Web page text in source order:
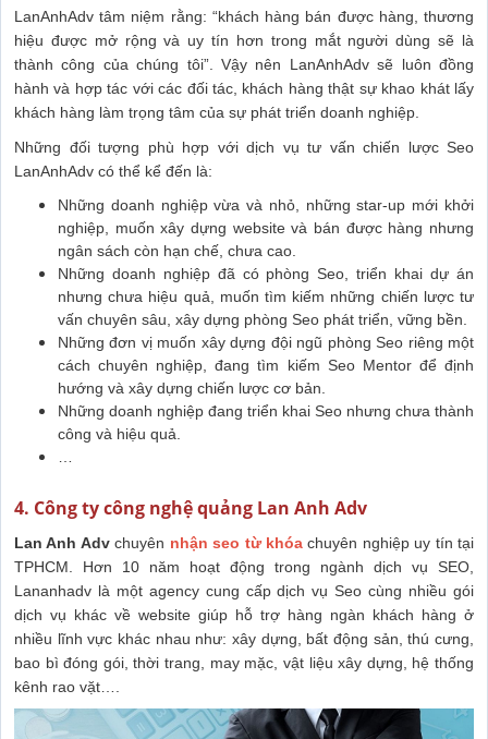
LanAnhAdv tâm niệm rằng: “khách hàng bán được hàng, thương
hiệu được mở rộng và uy tín hơn trong mắt người dùng sẽ là
thành công của chúng tôi”. Vậy nên LanAnhAdv sẽ luôn đồng
hành và hợp tác với các đối tác, khách hàng thật sự khao khát lấy
khách hàng làm trọng tâm của sự phát triển doanh nghiệp.
Những đối tượng phù hợp với dịch vụ tư vấn chiến lược Seo
LanAnhAdv có thể kể đến là:
Những doanh nghiệp vừa và nhỏ, những star-up mới khởi
nghiệp, muốn xây dựng website và bán được hàng nhưng
ngân sách còn hạn chế, chưa cao.
Những doanh nghiệp đã có phòng Seo, triển khai dự án
nhưng chưa hiệu quả, muốn tìm kiếm những chiến lược tư
vấn chuyên sâu, xây dựng phòng Seo phát triển, vững bền.
Những đơn vị muốn xây dựng đội ngũ phòng Seo riêng một
cách chuyên nghiệp, đang tìm kiếm Seo Mentor để định
hướng và xây dựng chiến lược cơ bản.
Những doanh nghiệp đang triển khai Seo nhưng chưa thành
công và hiệu quả.
…
4. Công ty công nghệ quảng Lan Anh Adv
Lan Anh Advchuyên nhận seo từ khóachuyên nghiệp uy tín tại
TPHCM. Hơn 10 năm hoạt động trong ngành dịch vụ SEO,
Lananhadv là một agency cung cấp dịch vụ Seo cùng nhiều gói
dịch vụ khác về website giúp hỗ trợ hàng ngàn khách hàng ở
nhiều lĩnh vực khác nhau như: xây dựng, bất động sản, thú cưng,
bao bì đóng gói, thời trang, may mặc, vật liệu xây dựng, hệ thống
kênh rao vặt….